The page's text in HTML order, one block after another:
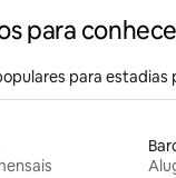
para
para estadias